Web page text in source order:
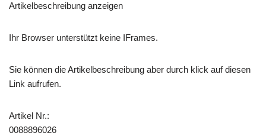
Artikelbeschreibung anzeigen
Ihr Browser unterstützt keine IFrames.
Sie können die Artikelbeschreibung aber durch klick auf diesen
Link aufrufen.
Artikel Nr.:
0088896026